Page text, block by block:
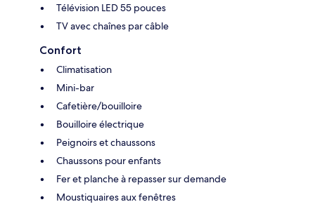
Télévision LED 55 pouces
TV avec chaînes par câble
Confort
Climatisation
Mini-bar
Cafetière/bouilloire
Bouilloire électrique
Peignoirs et chaussons
Chaussons pour enfants
Fer et planche à repasser sur demande
Moustiquaires aux fenêtres